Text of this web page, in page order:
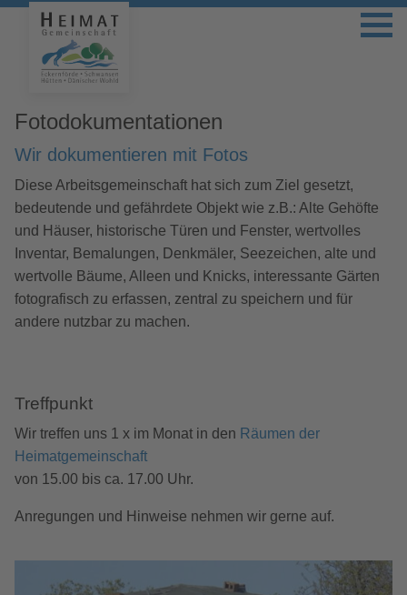
Fotodokumentationen
Wir dokumentieren mit Fotos
Diese Arbeitsgemeinschaft hat sich zum Ziel gesetzt,
bedeutende und gefährdete Objekt wie z.B.: Alte Gehöfte
und Häuser, historische Türen und Fenster, wertvolles
Inventar, Bemalungen, Denkmäler, Seezeichen, alte und
wertvolle Bäume, Alleen und Knicks, interessante Gärten
fotografisch zu erfassen, zentral zu speichern und für
andere nutzbar zu machen.
Treffpunkt
Wir treffen uns 1 x im Monat in den Räumen der
Heimatgemeinschaft
von 15.00 bis ca. 17.00 Uhr.
Anregungen und Hinweise nehmen wir gerne auf.